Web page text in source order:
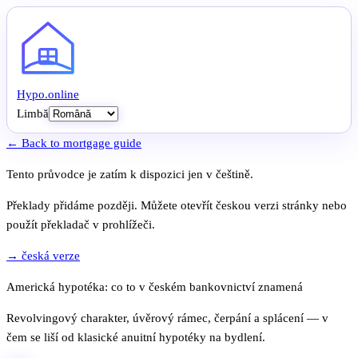
Hypo.online
Limbă
← Back to mortgage guide
Tento průvodce je zatím k dispozici jen v češtině.
Překlady přidáme později. Můžete otevřít českou verzi stránky nebo
použít překladač v prohlížeči.
→ česká verze
Americká hypotéka: co to v českém bankovnictví znamená
Revolvingový charakter, úvěrový rámec, čerpání a splácení — v
čem se liší od klasické anuitní hypotéky na bydlení.